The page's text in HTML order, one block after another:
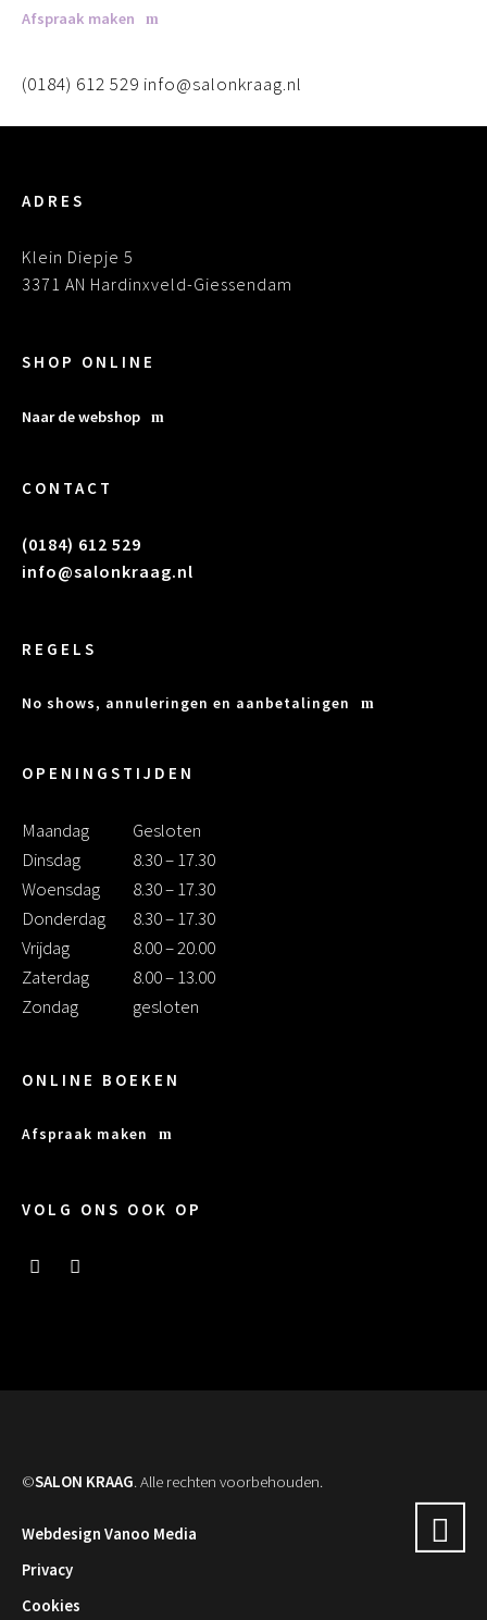
Afspraak maken
(0184) 612 529 info@salonkraag.nl
ADRES
Klein Diepje 5
3371 AN Hardinxveld-Giessendam
SHOP ONLINE
Naar de webshop
CONTACT
(0184) 612 529
info@salonkraag.nl
REGELS
No shows, annuleringen en aanbetalingen
OPENINGSTIJDEN
Maandag
Gesloten
Dinsdag
8.30 – 17.30
Woensdag
8.30 – 17.30
Donderdag
8.30 – 17.30
Vrijdag
8.00 – 20.00
Zaterdag
8.00 – 13.00
Zondag
gesloten
ONLINE BOEKEN
Afspraak maken
VOLG ONS OOK OP
©SALON KRAAG. Alle rechten voorbehouden.
Webdesign Vanoo Media
Privacy
Cookies